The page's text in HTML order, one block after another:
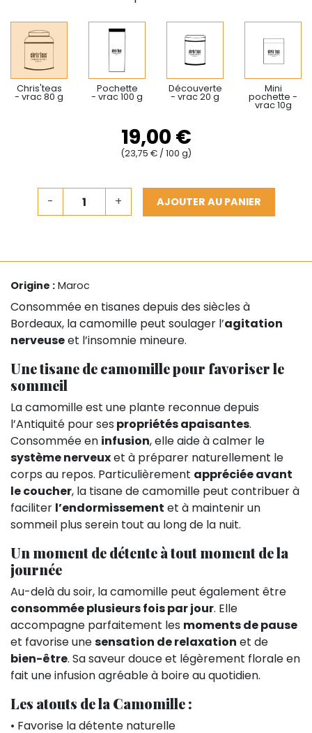
Chris'teas
- vrac 80 g
Pochette
- vrac 100 g
Découverte
- vrac 20 g
Mini
pochette -
vrac 10g
19,00 €
(23,75 € / 100 g)
- + AJOUTER AU PANIER
Origine : Maroc
Consommée en tisanes depuis des siècles à
Bordeaux, la camomille peut soulager l’agitation
nerveuseet l’insomnie mineure.
Une tisane de camomille pour favoriser le
sommeil
La camomille est une plante reconnue depuis
l’Antiquité pour ses propriétés apaisantes.
Consommée en infusion, elle aide à calmer le
système nerveuxet à préparer naturellement le
corps au repos. Particulièrement appréciée avant
le coucher, la tisane de camomille peut contribuer à
faciliter l’endormissement et à maintenir un
sommeil plus serein tout au long de la nuit.
Un moment de détente à tout moment de la
journée
Au-delà du soir, la camomille peut également être
consommée plusieurs fois par jour. Elle
accompagne parfaitement les moments de pause
et favorise unesensation de relaxation et de
bien-être. Sa saveur douce et légèrement florale en
fait une infusion agréable à boire au quotidien.
Les atouts de la Camomille :
• Favorise la détente naturelle